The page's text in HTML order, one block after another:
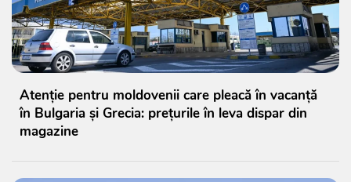
Atenție pentru moldovenii care pleacă în vacanță
în Bulgaria și Grecia: prețurile în leva dispar din
magazine